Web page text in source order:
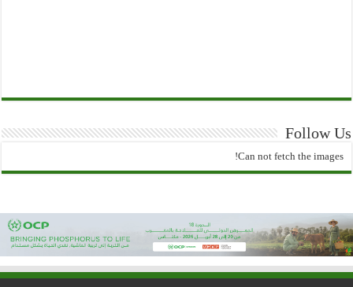
Follow Us
Can not fetch the images!